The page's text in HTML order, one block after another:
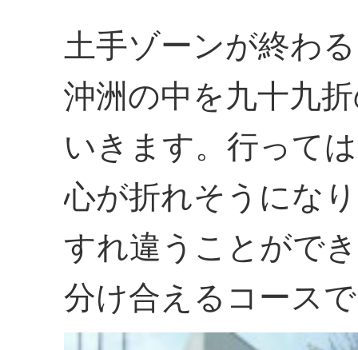
土手ゾーンが終わ
沖洲の中を九十九
いきます。行って
心が折れそうにな
すれ違うことがで
分け合えるコース